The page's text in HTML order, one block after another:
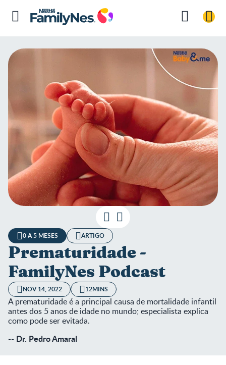
0 A 5 MESES ARTIGO
Prematuridade -
FamilyNes Podcast
NOV 14, 2022 12MINS
A prematuridade é a principal causa de mortalidade infantil
antes dos 5 anos de idade no mundo; especialista explica
como pode ser evitada.
-- Dr. Pedro Amaral